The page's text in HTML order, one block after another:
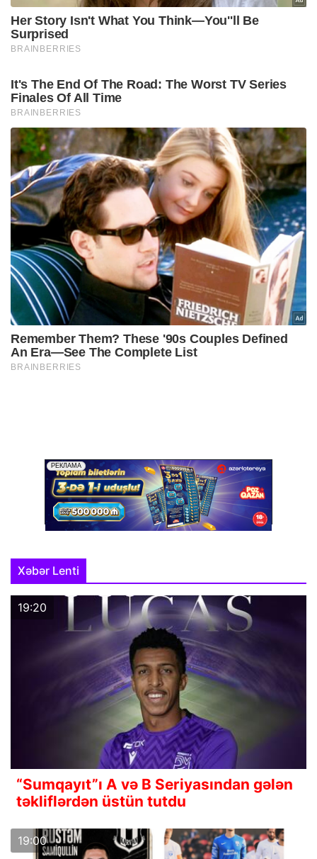
Xəbər Lenti
19:20
“Sumqayıt”ı A və B Seriyasından gələn
təkliflərdən üstün tutdu
19:00